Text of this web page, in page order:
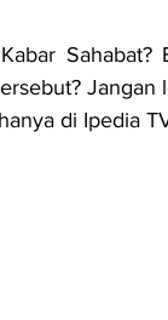
Sahabat?
Jangan
di Ipedia